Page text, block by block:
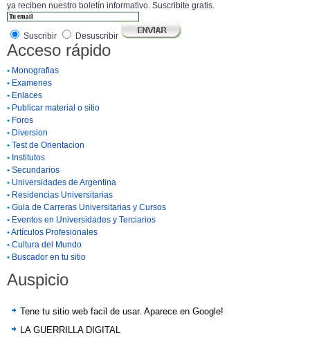
ya reciben nuestro boletín informativo. Suscribite gratis.
Suscribir Desuscribir
Acceso rápido
• Monografias
• Examenes
• Enlaces
• Publicar material o sitio
• Foros
• Diversion
• Test de Orientacion
• Institutos
• Secundarios
• Universidades de Argentina
• Residencias Universitarias
• Guia de Carreras Universitarias y Cursos
• Eventos en Universidades y Terciarios
•Artículos Profesionales
• Cultura del Mundo
• Buscador en tu sitio
Auspicio
Tene tu sitio web facil de usar. Aparece en Google!
LA GUERRILLA DIGITAL